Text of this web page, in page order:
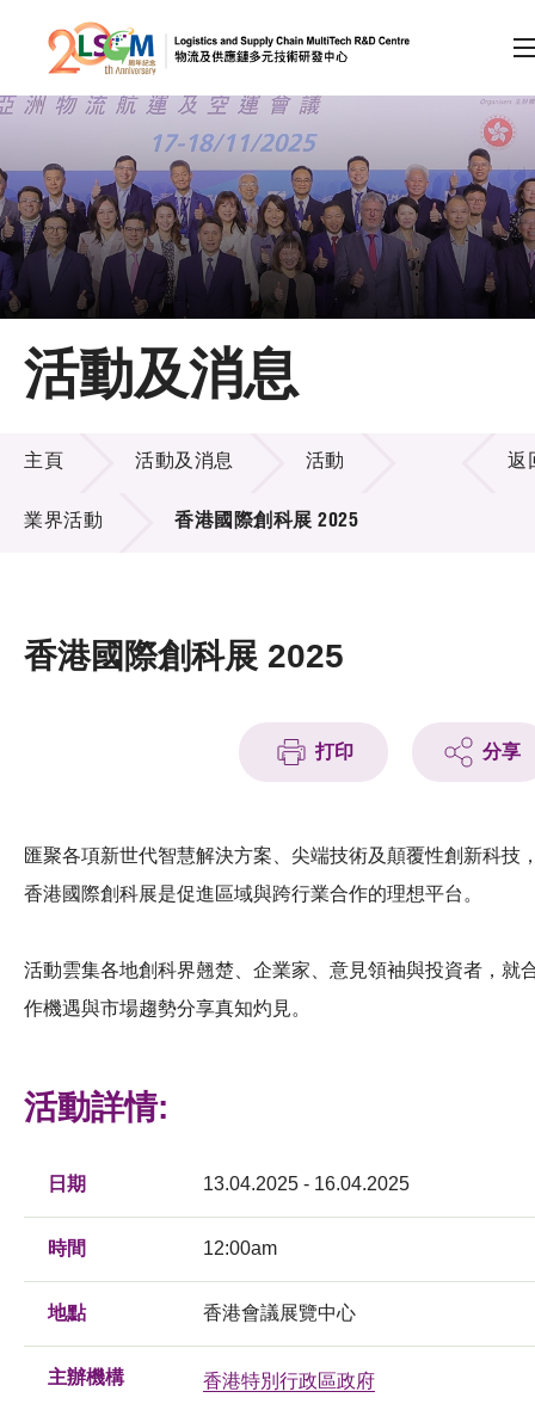
跳到內容（按回車鍵）
會員登入
A A EN 繁 简
主頁
關於LSCM
技術商品化
項目及資助計劃
活動及消息
科技分享
會籍
活動及消息
活動及消息
主頁 活動及消息 活動
業界活動 香港國際創科展 2025
返
香港國際創科展 2025
打印 分享
匯聚各項新世代智慧解決方案、尖端技術及顛覆性創新科技
香港國際創科展是促進區域與跨行業合作的理想平台。
活動雲集各地創科界翹楚、企業家、意見領袖與投資者，就
作機遇與市場趨勢分享真知灼見。
活動詳情:
日期 13.04.2025 - 16.04.2025
時間 12:00am
地點 香港會議展覽中心
主辦機構 香港特別行政區政府